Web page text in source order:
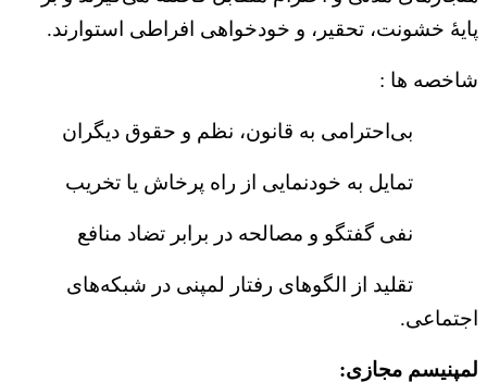
پایهٔ خشونت، تحقیر، و خودخواهی افراطی استوارند.
شاخصه ها :
بی‌احترامی به قانون، نظم و حقوق دیگران
تمایل به خودنمایی از راه پرخاش یا تخریب
نفی گفتگو و مصالحه در برابر تضاد منافع
تقلید از الگوهای رفتار لمپنی در شبکه‌های
اجتماعی.
لمپنیسم مجازی: